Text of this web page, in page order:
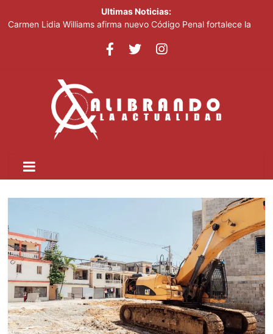
Ultimas Noticias:
Carmen Lidia Williams afirma nuevo Código Penal fortalece la
El Festival Internacional del Sombrero regresa a Ocoa con una
violencia contra niñas, niños y mujeres
Kamilolf indetenible con tema “No lo beses”
Presidente Abinader abrirá XVI congreso internacional de
dirección de proyectos de PMI República Dominicana